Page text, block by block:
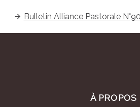
Bulletin Alliance Pastorale
À PROPOS